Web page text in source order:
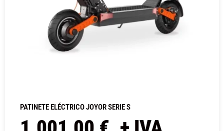
PATINETE ELÉCTRICO JOYOR SERIE S